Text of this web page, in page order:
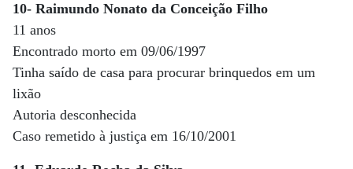
10- Raimundo Nonato da Conceição Filho
11 anos
Encontrado morto em 09/06/1997
Tinha saído de casa para procurar brinquedos em um
lixão
Autoria desconhecida
Caso remetido à justiça em 16/10/2001